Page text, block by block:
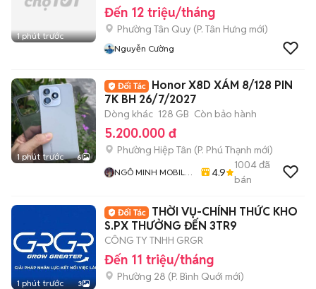
1 phút trước
Đến 12 triệu/tháng
Phường Tân Quy (P. Tân Hưng mới)
Nguyễn Cường
1 phút trước 6
Honor X8D XÁM 8/128 PIN
7K BH 26/7/2027
Dòng khác 128 GB Còn bảo hành
5.200.000 đ
Phường Hiệp Tân (P. Phú Thạnh mới)
NGÔ MINH MOBILE
4.9
1004đã
bán
1 phút trước 3
THỜI VỤ-CHÍNH THỨC KHO
S.PX THƯỞNG ĐẾN 3TR9
CÔNG TY TNHH GRGR
Đến 11 triệu/tháng
Phường 28 (P. Bình Quới mới)